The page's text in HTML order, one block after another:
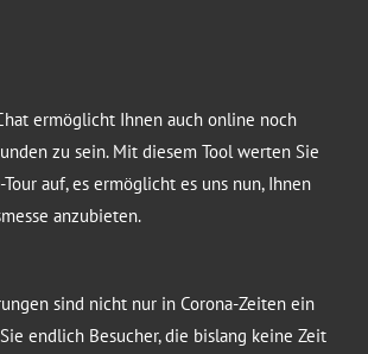
ermöglicht Ihnen auch online noch
zu sein. Mit diesem Tool werten Sie
auf, es ermöglicht es uns nun, Ihnen
anzubieten.
sind nicht nur in Corona-Zeiten ein
endlich Besucher, die bislang keine Zeit